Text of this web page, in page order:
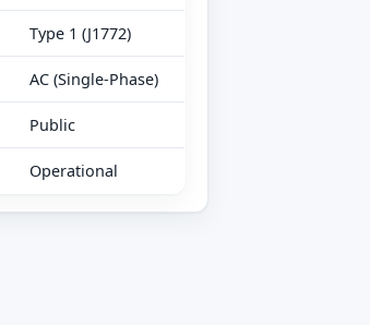
Type 1 (J1772)
AC (Single-Phase)
Public
Operational